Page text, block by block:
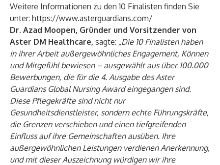
Weitere Informationen zu den 10 Finalisten finden Sie
unter: https://www.asterguardians.com/
Dr. Azad Moopen, Gründer und Vorsitzender von
Aster DM Healthcare, sagte: „Die 10 Finalisten haben
in ihrer Arbeit außergewöhnliches Engagement, Können
und Mitgefühl bewiesen – ausgewählt aus über 100.000
Bewerbungen, die für die 4. Ausgabe des Aster
Guardians Global Nursing Award eingegangen sind.
Diese Pflegekräfte sind nicht nur
Gesundheitsdienstleister, sondern echte Führungskräfte,
die Grenzen verschieben und einen tiefgreifenden
Einfluss auf ihre Gemeinschaften ausüben. Ihre
außergewöhnlichen Leistungen verdienen Anerkennung,
und mit dieser Auszeichnung würdigen wir ihre